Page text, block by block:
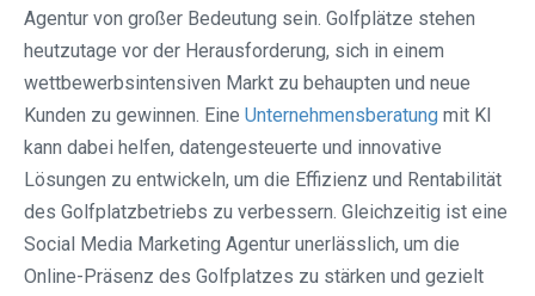
Agentur von großer Bedeutung sein. Golfplätze stehen
heutzutage vor der Herausforderung, sich in einem
wettbewerbsintensiven Markt zu behaupten und neue
Kunden zu gewinnen. Eine Unternehmensberatung mit KI
kann dabei helfen, datengesteuerte und innovative
Lösungen zu entwickeln, um die Effizienz und Rentabilität
des Golfplatzbetriebs zu verbessern. Gleichzeitig ist eine
Social Media Marketing Agentur unerlässlich, um die
Online-Präsenz des Golfplatzes zu stärken und gezielt